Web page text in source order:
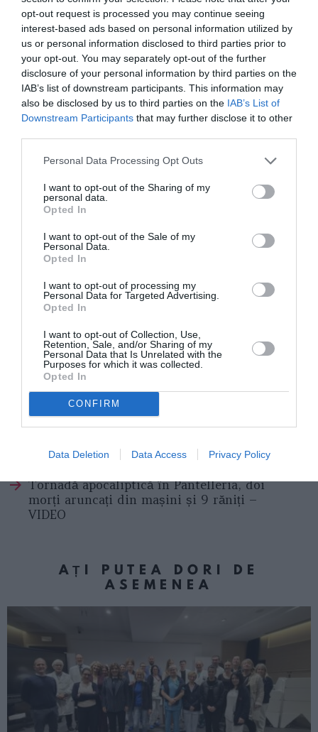
opt-out request is processed you may continue seeing
interest-based ads based on personal information utilized by
us or personal information disclosed to third parties prior to
your opt-out. You may separately opt-out of the further
disclosure of your personal information by third parties on the
IAB’s list of downstream participants. This information may
also be disclosed by us to third parties on the IAB’s List of
Downstream Participants that may further disclose it to other
Personal Data Processing Opt Outs
I want to opt-out of the Sharing of my
personal data.
Opted In
I want to opt-out of the Sale of my
Personal Data.
Opted In
I want to opt-out of processing my
Personal Data for Targeted Advertising.
Opted In
I want to opt-out of Collection, Use,
Retention, Sale, and/or Sharing of my
Personal Data that Is Unrelated with the
Purposes for which it was collected.
Opted In
CONFIRM
Data Deletion Data Access Privacy Policy
legătură între oameni și autorități pentru că este
momentul ca împreună să fim mai bine. Dintre noi,
împreună cu noi pentru ca vocea noastră să fie
auzită!”.
Adriana Maria Weissenbacher- Ancona
”Asta înseamnă o egalitate a drepturilor noastre în
țara în care trăim”
consilier local la Primăria Romei: ”Candidez pentru
Un român candidează la alegerile locale din Torino.
alegerilor!”
ROMANI IN ITALIA
more
Articolul anterior
Tragedie în Calabria, un tânăr român de 20
Tornadă apocaliptică în Pantelleria, doi
morți aruncați din mașini și 9 răniți –
VIDEO
AȚI PUTEA DORI DE
ASEMENEA